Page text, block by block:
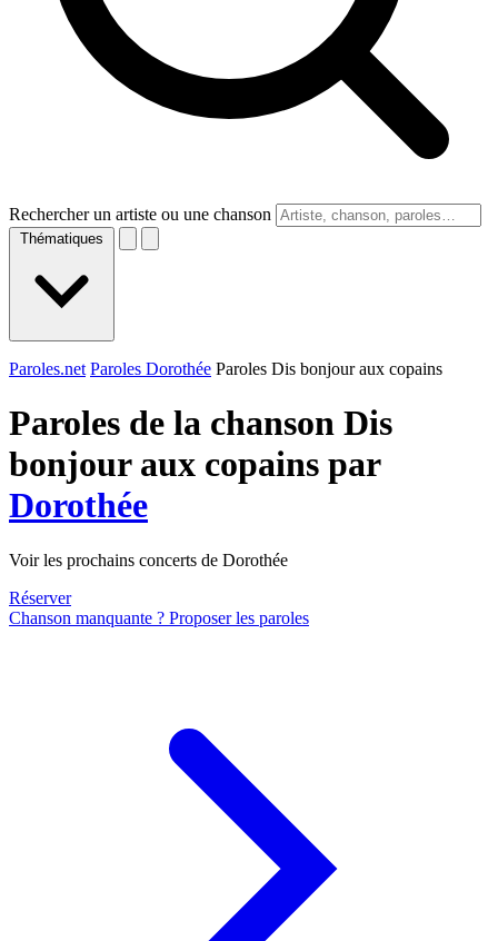
Rechercher un artiste ou une chanson
Thématiques
Paroles.net Paroles Dorothée Paroles Dis bonjour aux copains
Paroles de la chanson Dis
bonjour aux copains par
Dorothée
Voir les prochains concerts de Dorothée
Réserver
Chanson manquante ? Proposer les paroles